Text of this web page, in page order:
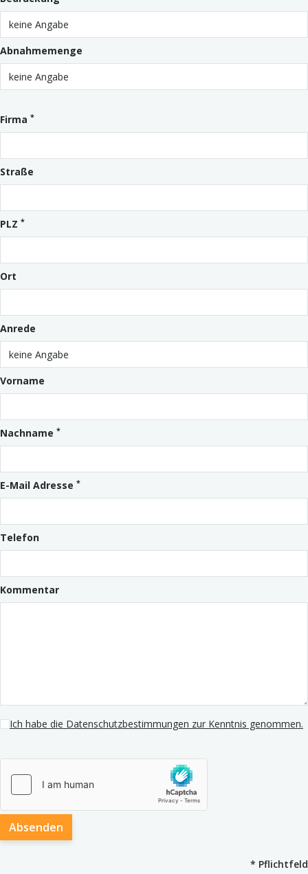
Abnahmemenge
Firma *
Straße
PLZ *
Ort
Anrede
Vorname
Nachname *
E-Mail Adresse *
Telefon
Kommentar
Ich habe die Datenschutzbestimmungen zur Kenntnis genommen.
Absenden
* Pflichtfeld